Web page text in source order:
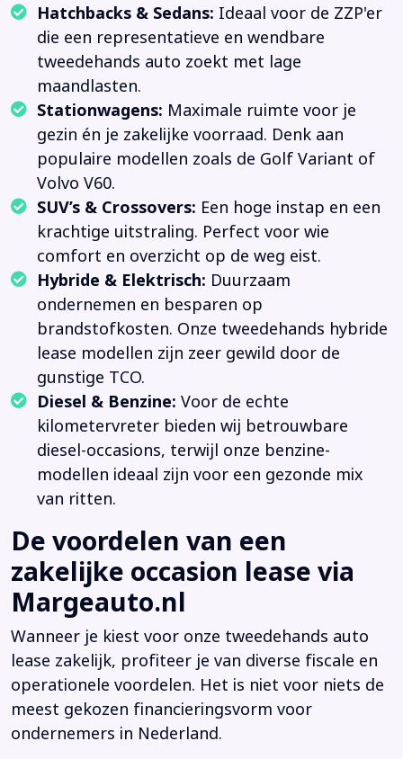
Hatchbacks & Sedans: Ideaal voor de ZZP'er
die een representatieve en wendbare
tweedehands auto zoekt met lage
maandlasten.
Stationwagens: Maximale ruimte voor je
gezin én je zakelijke voorraad. Denk aan
populaire modellen zoals de Golf Variant of
Volvo V60.
SUV’s & Crossovers: Een hoge instap en een
krachtige uitstraling. Perfect voor wie
comfort en overzicht op de weg eist.
Hybride & Elektrisch: Duurzaam
ondernemen en besparen op
brandstofkosten. Onze tweedehands hybride
lease modellen zijn zeer gewild door de
gunstige TCO.
Diesel & Benzine: Voor de echte
kilometervreter bieden wij betrouwbare
diesel-occasions, terwijl onze benzine-
modellen ideaal zijn voor een gezonde mix
van ritten.
De voordelen van een
zakelijke occasion lease via
Margeauto.nl
Wanneer je kiest voor onze tweedehands auto
lease zakelijk, profiteer je van diverse fiscale en
operationele voordelen. Het is niet voor niets de
meest gekozen financieringsvorm voor
ondernemers in Nederland.